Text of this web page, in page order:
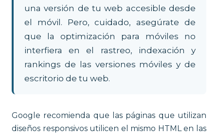
una versión de tu web accesible desde
el móvil. Pero, cuidado, asegúrate de
que la optimización para móviles no
interfiera en el rastreo, indexación y
rankings de las versiones móviles y de
escritorio de tu web.
Google recomienda que las páginas que utilizan
diseños responsivos utilicen el mismo HTML en las